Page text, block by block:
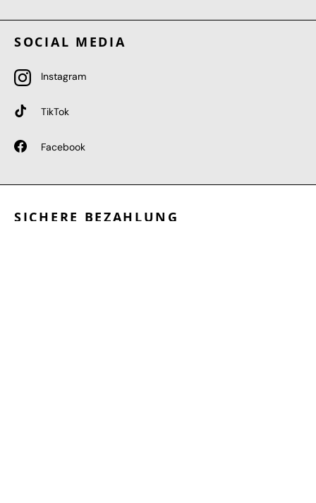
SOCIAL MEDIA
Instagram
TikTok
Facebook
SICHERE BEZAHLUNG